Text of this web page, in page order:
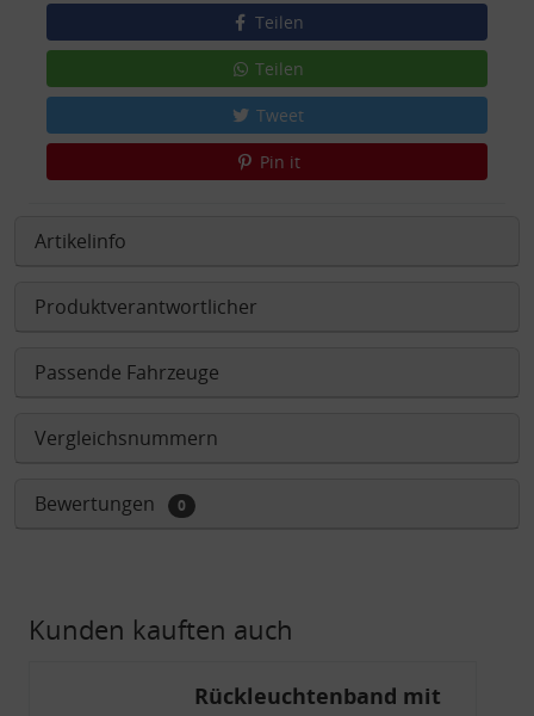
Teilen
Teilen
Tweet
Pin it
Artikelinfo
Produktverantwortlicher
Passende Fahrzeuge
Vergleichsnummern
Bewertungen 0
Kunden kauften auch
Rückleuchtenband mit